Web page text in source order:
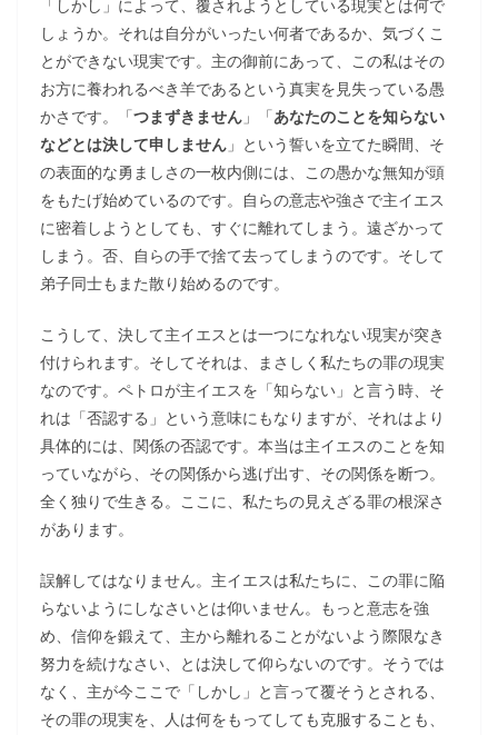
「しかし」によって、覆されようとしている現実とは何で
しょうか。それは自分がいったい何者であるか、気づくこ
とができない現実です。主の御前にあって、この私はその
お方に養われるべき羊であるという真実を見失っている愚
かさです。「つまずきません 」「あなたのことを知らない
などとは決して申しません 」という誓いを立てた瞬間、そ
の表面的な勇ましさの一枚内側には、この愚かな無知が頭
をもたげ始めているのです。自らの意志や強さで主イエス
に密着しようとしても、すぐに離れてしまう。遠ざかって
しまう。否、自らの手で捨て去ってしまうのです。そして
弟子同士もまた散り始めるのです。
こうして、決して主イエスとは一つになれない現実が突き
付けられます。そしてそれは、まさしく私たちの罪の現実
なのです。ペトロが主イエスを「知らない」と言う時、そ
れは「否認する」という意味にもなりますが、それはより
具体的には、関係の否認です。本当は主イエスのことを知
っていながら、その関係から逃げ出す、その関係を断つ。
全く独りで生きる。ここに、私たちの見えざる罪の根深さ
があります。
誤解してはなりません。主イエスは私たちに、この罪に陥
らないようにしなさいとは仰いません。もっと意志を強
め、信仰を鍛えて、主から離れることがないよう際限なき
努力を続けなさい、とは決して仰らないのです。そうでは
なく、主が今ここで「しかし」と言って覆そうとされる、
その罪の現実を、人は何をもってしても克服することも、